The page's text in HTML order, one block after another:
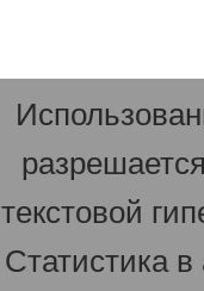
текстовой
Статистика